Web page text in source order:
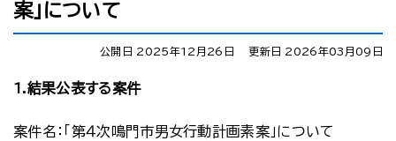
案」について
公開日 2025年12月26日 更新日 2026年03月09日
1.結果公表する案件
案件名：「第４次鳴門市男女行動計画素案」について